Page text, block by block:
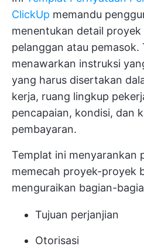
ClickUp memandu
menentukan detail proyek
pelanggan atau pemasok.
menawarkan instruksi
yang harus disertakan
kerja, ruang lingkup
pencapaian, kondisi, dan
pembayaran.
Templat ini menyarankan
memecah proyek-proyek
menguraikan bagian-
Tujuan perjanjian
Otorisasi